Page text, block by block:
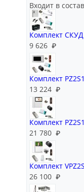
Входит в
Комплект СКУД
9 626 ₽
Комплект
13 224 ₽
Комплект
21 780 ₽
Комплект
26 100 ₽